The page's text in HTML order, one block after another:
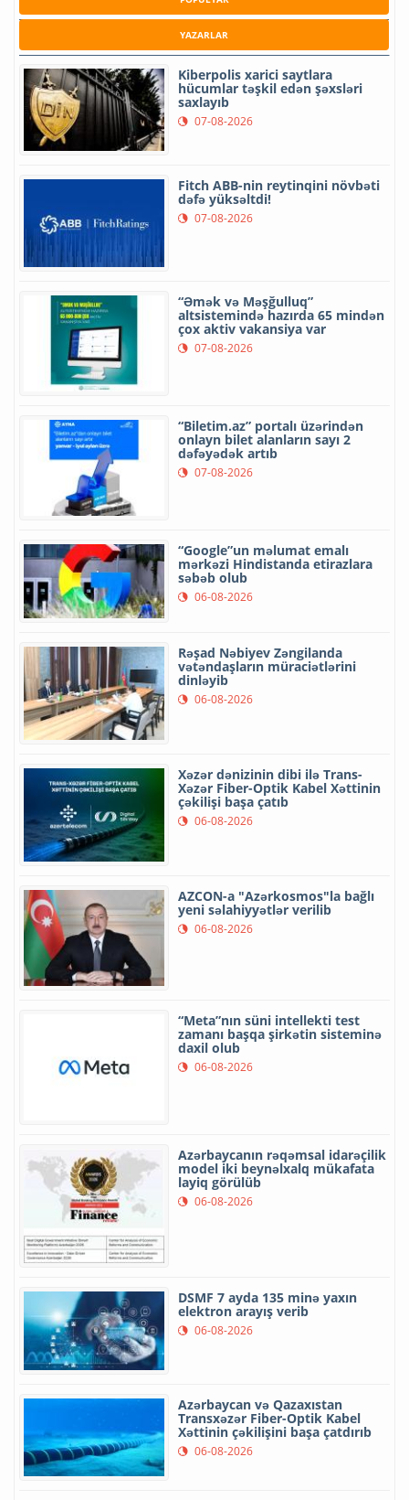
YAZARLAR
Kiberpolis xarici saytlara
hücumlar təşkil edən şəxsləri
saxlayıb
07-08-2026
Fitch ABB-nin reytinqini növbəti
dəfə yüksəltdi!
07-08-2026
“Əmək və Məşğulluq”
altsistemində hazırda 65 mindən
çox aktiv vakansiya var
07-08-2026
“Biletim.az” portalı üzərindən
onlayn bilet alanların sayı 2
dəfəyədək artıb
07-08-2026
“Google”un məlumat emalı
mərkəzi Hindistanda etirazlara
səbəb olub
06-08-2026
Rəşad Nəbiyev Zəngilanda
vətəndaşların müraciətlərini
dinləyib
06-08-2026
Xəzər dənizinin dibi ilə Trans-
Xəzər Fiber-Optik Kabel Xəttinin
çəkilişi başa çatıb
06-08-2026
AZCON-a "Azərkosmos"la bağlı
yeni səlahiyyətlər verilib
06-08-2026
“Meta”nın süni intellekti test
zamanı başqa şirkətin sisteminə
daxil olub
06-08-2026
Azərbaycanın rəqəmsal idarəçilik
model iki beynəlxalq mükafata
layiq görülüb
06-08-2026
DSMF 7 ayda 135 minə yaxın
elektron arayış verib
06-08-2026
Azərbaycan və Qazaxıstan
Transxəzər Fiber-Optik Kabel
Xəttinin çəkilişini başa çatdırıb
06-08-2026